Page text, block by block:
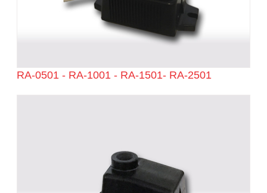
RA-0501 - RA-1001 - RA-1501- RA-2501